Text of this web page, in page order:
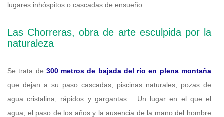
lugares inhóspitos o cascadas de ensueño.
Las Chorreras, obra de arte esculpida por la
naturaleza
Se trata de 300 metros de bajada del río en plena montaña
que dejan a su paso cascadas, piscinas naturales, pozas de
agua cristalina, rápidos y gargantas… Un lugar en el que el
agua, el paso de los años y la ausencia de la mano del hombre